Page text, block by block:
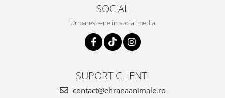
SOCIAL
Urmareste-ne in social media
SUPORT CLIENTI
contact@ehranaanimale.ro